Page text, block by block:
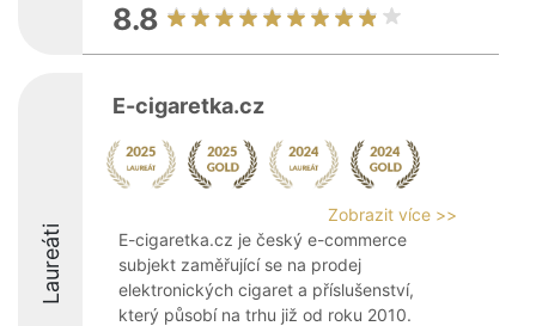
8.8
Laureáti
E-cigaretka.cz
Zobrazit více >>
E-cigaretka.cz je český e-commerce
subjekt zaměřující se na prodej
elektronických cigaret a příslušenství,
který působí na trhu již od roku 2010.